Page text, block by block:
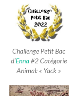
Challenge Petit Bac
d’Enna#2 Catégorie
Animal: « Yack »